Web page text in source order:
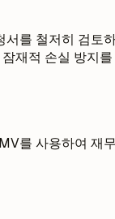
를 철저히 검토
재적 손실 방지
를 사용하여 재